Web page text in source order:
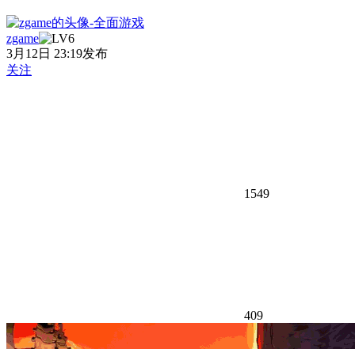
zgame
3月12日 23:19发布
关注
1549
409